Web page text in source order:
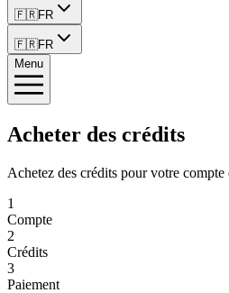
🇫🇷FR
🇫🇷FR
Menu
Acheter des crédits
Achetez des crédits pour votre compte
1
Compte
2
Crédits
3
Paiement